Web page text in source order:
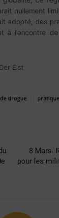
nullement
adopté, des
à l’encontre
Elst
drogue
8 Mars.
pour les